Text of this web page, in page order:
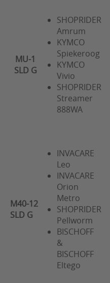
MU-1
SLD G
SHOPRIDER
Amrum
KYMCO
Spiekeroog
KYMCO
Vivio
SHOPRIDER
Streamer
888WA
M40-12
SLD G
INVACARE
Leo
INVACARE
Orion
Metro
SHOPRIDER
Pellworm
BISCHOFF
&
BISCHOFF
Eltego